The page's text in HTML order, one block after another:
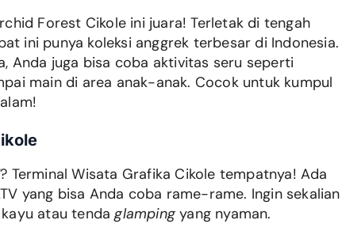
Forest Cikole ini juara! Terletak di tengah
ini punya koleksi anggrek terbesar di Indonesia.
Anda juga bisa coba aktivitas seru seperti
main di area anak-anak. Cocok untuk kumpul
? Terminal Wisata Grafika Cikole tempatnya! Ada
yang bisa Anda coba rame-rame. Ingin sekalian
kayu atau tendaglampingyang nyaman.